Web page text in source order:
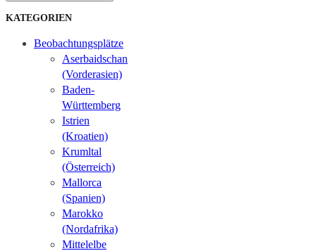
KATEGORIEN
Beobachtungsplätze
Aserbaidschan
(Vorderasien)
Baden-
Württemberg
Istrien
(Kroatien)
Krumltal
(Österreich)
Mallorca
(Spanien)
Marokko
(Nordafrika)
Mittelelbe